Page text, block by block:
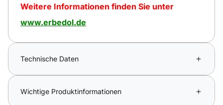
Weitere Informationen finden Sie unter
www.erbedol.de
Technische Daten
Wichtige Produktinformationen